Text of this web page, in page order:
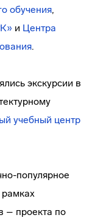
обучения,
и Центра
.
экскурсии в
учебный центр
популярное
– проекта по